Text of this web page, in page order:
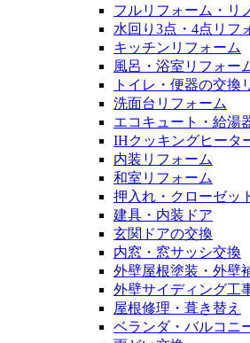
フルリフォーム・リ
水回り3点・4点リフ
キッチンリフォーム
風呂・浴室リフォー
トイレ・便器の交換
洗面台リフォーム
エコキュート・給湯
IHクッキングヒータ
内装リフォーム
和室リフォーム
押入れ・クローゼッ
建具・内装ドア
玄関ドアの交換
内窓・窓サッシ交換
外壁屋根塗装・外壁
外壁サイディング工
屋根修理・葺き替え
ベランダ・バルコニ